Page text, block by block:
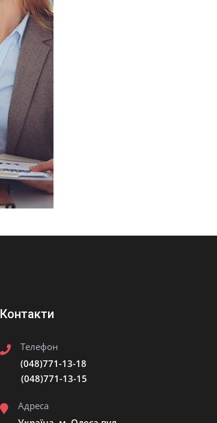
Контакти
Телефон
(048)771-13-18
(048)771-13-15
Адреса